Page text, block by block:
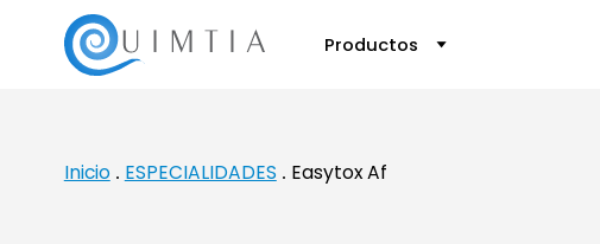
Productos
Inicio
ESPECIALIDADES Easytox Af